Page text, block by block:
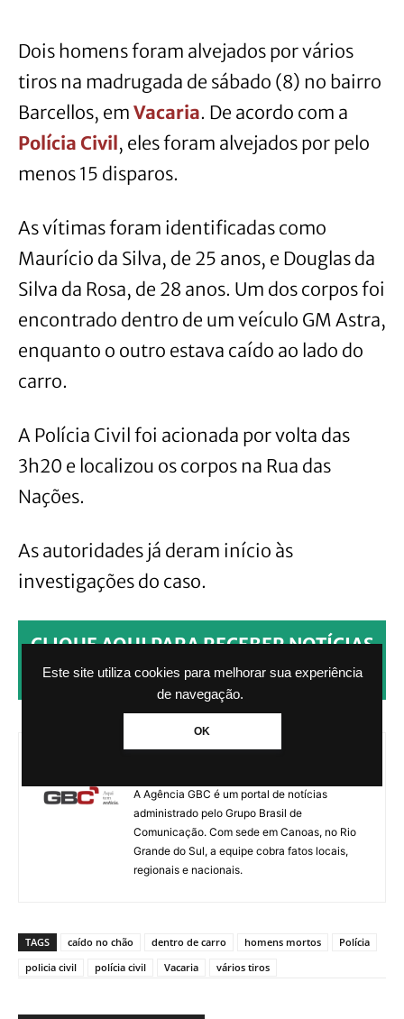
Este site utiliza cookies para melhorar sua experiência
de navegação.
OK
Dois homens foram alvejados por vários
tiros na madrugada de sábado (8) no bairro
Barcellos, em Vacaria. De acordo com a
Polícia Civil , eles foram alvejados por pelo
menos 15 disparos.
As vítimas foram identificadas como
Maurício da Silva, de 25 anos, e Douglas da
Silva da Rosa, de 28 anos. Um dos corpos foi
encontrado dentro de um veículo GM Astra,
enquanto o outro estava caído ao lado do
carro.
A Polícia Civil foi acionada por volta das
3h20 e localizou os corpos na Rua das
Nações.
As autoridades já deram início às
investigações do caso.
CLIQUE AQUI PARA RECEBER NOTÍCIAS
PELO WHATSAPP SEM PAGAR NADA.
A Agência GBC é um portal de notícias
administrado pelo Grupo Brasil de
Comunicação. Com sede em Canoas, no Rio
Grande do Sul, a equipe cobra fatos locais,
regionais e nacionais.
TAGS caído no chão dentro de carro homens mortos
Polícia
policia civil
polícia civil Vacaria vários tiros